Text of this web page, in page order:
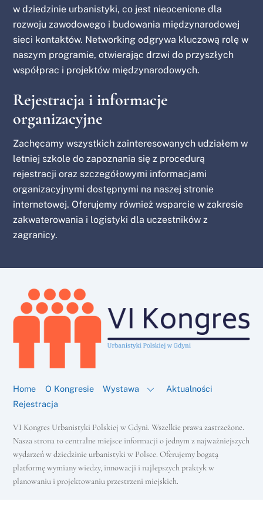
w dziedzinie urbanistyki, co jest nieocenione dla
rozwoju zawodowego i budowania międzynarodowej
sieci kontaktów. Networking odgrywa kluczową rolę w
naszym programie, otwierając drzwi do przyszłych
współprac i projektów międzynarodowych.
Rejestracja i informacje
organizacyjne
Zachęcamy wszystkich zainteresowanych udziałem w
letniej szkole do zapoznania się z procedurą
rejestracji oraz szczegółowymi informacjami
organizacyjnymi dostępnymi na naszej stronie
internetowej. Oferujemy również wsparcie w zakresie
zakwaterowania i logistyki dla uczestników z
zagranicy.
Home O Kongresie Wystawa
Aktualności
Rejestracja
VI Kongres Urbanistyki Polskiej w Gdyni. Wszelkie prawa zastrzeżone.
Nasza strona to centralne miejsce informacji o jednym z najważniejszych
wydarzeń w dziedzinie urbanistyki w Polsce. Oferujemy bogatą
platformę wymiany wiedzy, innowacji i najlepszych praktyk w
planowaniu i projektowaniu przestrzeni miejskich.